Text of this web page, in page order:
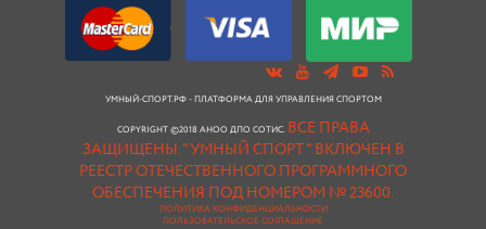
УМНЫЙ-СПОРТ.РФ - ПЛАТФОРМА ДЛЯ УПРАВЛЕНИЯ СПОРТОМ
COPYRIGHT ©2018 АНОО ДПО СОТИС. ВСЕ ПРАВА
ЗАЩИЩЕНЫ."УМНЫЙ СПОРТ " ВКЛЮЧЕН В
РЕЕСТР ОТЕЧЕСТВЕННОГО ПРОГРАММНОГО
ОБЕСПЕЧЕНИЯ ПОД НОМЕРОМ № 23600.
ПОЛИТИКА КОНФИДЕНЦИАЛЬНОСТИ
ПОЛЬЗОВАТЕЛЬСКОЕ СОГЛАШЕНИЕ